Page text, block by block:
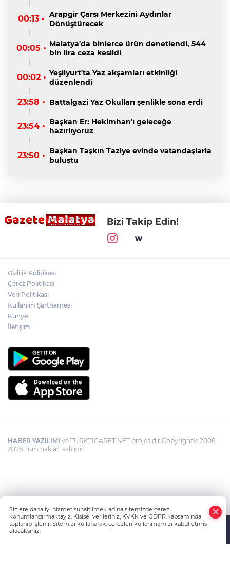
00:13 • Arapgir Çarşı Merkezini Aydınlar
Dönüştürecek
00:05 • Malatya'da binlerce ürün denetlendi, 544
bin lira ceza kesildi
00:02 • Yeşilyurt'ta Yaz akşamları etkinliği
düzenlendi
23:58 • Battalgazi Yaz Okulları şenlikle sona erdi
23:54 • Başkan Er: Hekimhan'ı geleceğe
hazırlıyoruz
23:50 • Başkan Taşkın Taziye evinde vatandaşlarla
buluştu
Bizi Takip Edin!
Gizlilik Politikası
Çerez Politikası
Veri Politikası
Kullanım Şartnamesi
Künye
İletişim
HABER YAZILIMI ve TURKTICARET.NET projesidir Copyright© 2006-
2026 Tüm hakları saklıdır.
Sizlere daha iyi hizmet sunabilmek adına sitemizde çerez
konumlandırmaktayız. Kişisel verileriniz, KVKK ve GDPR kapsamında
toplanıp işlenir. Sitemizi kullanarak, çerezleri kullanmamızı kabul etmiş
olacaksınız.